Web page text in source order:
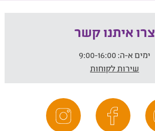
צרו איתנו קשר
ימים א-ה:
שירות לקוחות